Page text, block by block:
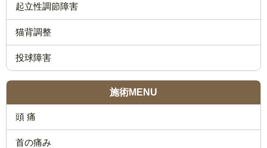
起立性調節障害
猫背調整
投球障害
施術MENU
頭 痛
首の痛み